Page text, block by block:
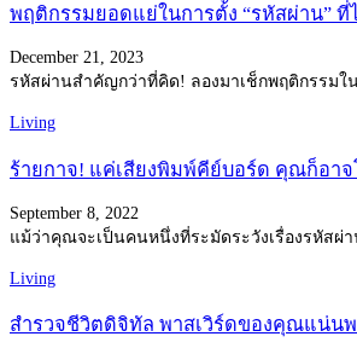
พฤติกรรมยอดแย่ในการตั้ง “รหัสผ่าน”
December 21, 2023
รหัสผ่านสำคัญกว่าที่คิด! ลองมาเช็กพฤติกรรมใ
Living
ร้ายกาจ! แค่เสียงพิมพ์คีย์บอร์ด คุณก็อา
September 8, 2022
แม้ว่าคุณจะเป็นคนหนึ่งที่ระมัดระวังเรื่องรหัสผ่
Living
สำรวจชีวิตดิจิทัล พาสเวิร์ดของคุณแน่น